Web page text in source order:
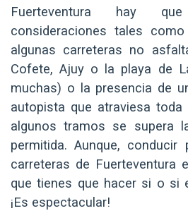
Fuerteventura hay
consideraciones tales
algunas carreteras no
Cofete, Ajuy o la playa de
muchas) o la presencia de
autopista que atraviesa
algunos tramos se supera
permitida. Aunque,
carreteras de Fuerteventura
que tienes que hacer si o si
¡Es espectacular!